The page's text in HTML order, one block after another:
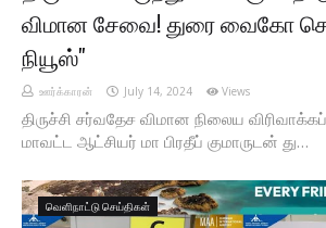
விமான சேவை! துரை வைகோ
நியூஸ்"
ஊர்க்காரன் July 14, 2024 Views
திருச்சி சர்வதேச விமான நிலைய
மாவட்ட ஆட்சியர் மா பிரதீப் குமாருடன் து…
வெளிநாட்டு செய்திகள்